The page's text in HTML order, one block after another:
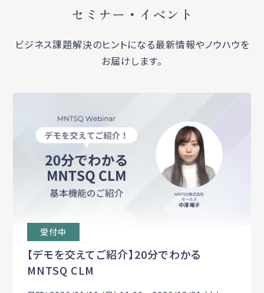
セミナー・イベント
ビジネス課題解決のヒントになる最新情報やノウハウを
お届けします。
受付中
【デモを交えてご紹介】20分でわかる
MNTSQ CLM